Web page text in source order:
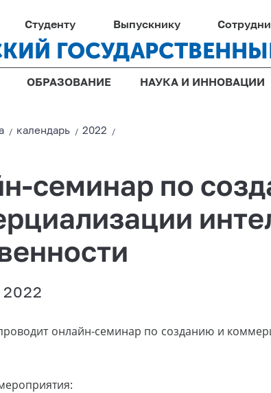
Студенту Выпускнику
ОБРАЗОВАНИЕ НАУКА И ИННОВАЦИИ
/ календарь /2022 /
семинар по
онлайн-семинар по созданию и